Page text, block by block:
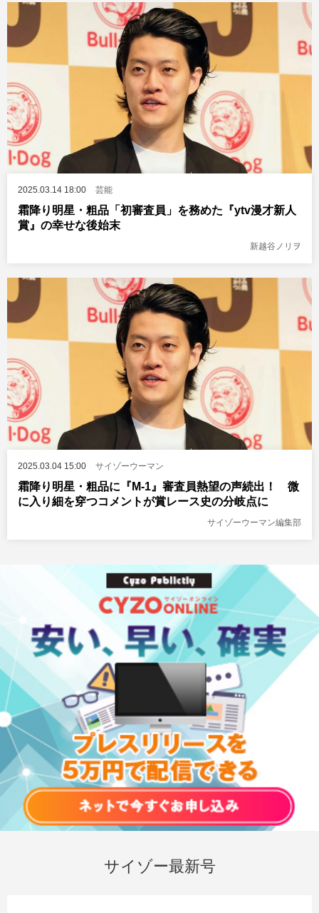
2025.03.14 18:00 芸能
霜降り明星・粗品「初審査員」を務めた『ytv漫才新人
賞』の幸せな後始末
新越谷ノリヲ
2025.03.04 15:00 サイゾーウーマン
霜降り明星・粗品に『M-1』審査員熱望の声続出！ 微
に入り細を穿つコメントが賞レース史の分岐点に
サイゾーウーマン編集部
サイゾー最新号